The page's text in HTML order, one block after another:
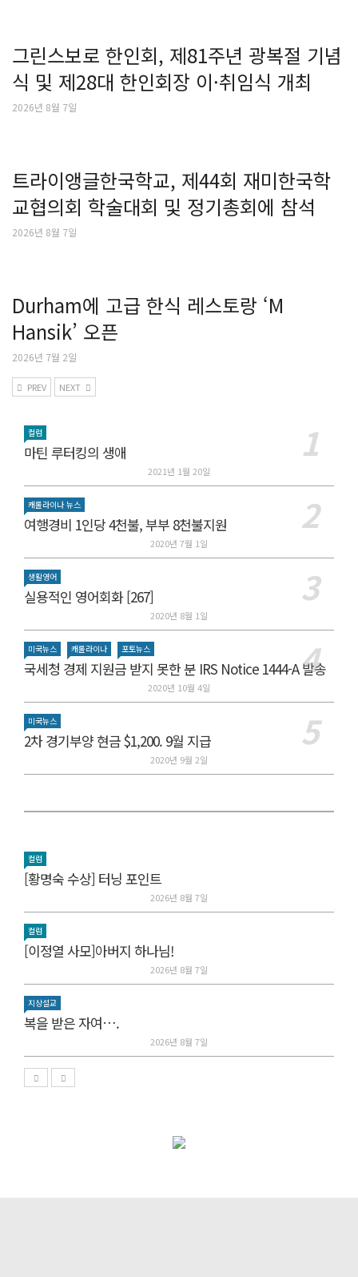
그린스보로 한인회, 제81주년 광복절 기념
식 및 제28대 한인회장 이·취임식 개최
2026년 8월 7일
트라이앵글한국학교, 제44회 재미한국학
교협의회 학술대회 및 정기총회에 참석
2026년 8월 7일
Durham에 고급 한식 레스토랑 ‘M
Hansik’ 오픈
2026년 7월 2일
PREV NEXT
컬럼
마틴 루터킹의 생애
2021년 1월 20일
캐롤라이나 뉴스
여행경비 1인당 4천불, 부부 8천불지원
2020년 7월 1일
생활영어
실용적인 영어회화 [267]
2020년 8월 1일
미국뉴스 캐롤라이나 포토뉴스
국세청 경제 지원금 받지 못한 분 IRS Notice 1444-A 발송
2020년 10월 4일
미국뉴스
2차 경기부양 현금 $1,200. 9월 지급
2020년 9월 2일
컬럼
[황명숙 수상] 터닝 포인트
2026년 8월 7일
컬럼
[이정열 사모]아버지 하나님!
2026년 8월 7일
지상설교
복을 받은 자여….
2026년 8월 7일